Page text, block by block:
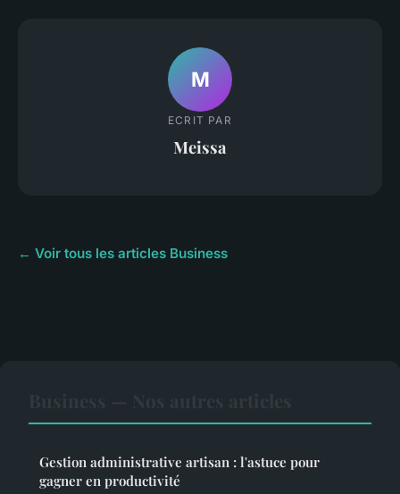
M
ECRIT PAR
Meissa
← Voir tous les articles Business
Gestion administrative artisan : l'astuce pour
gagner en productivité